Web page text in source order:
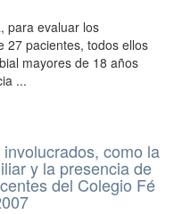
para evaluar los
27 pacientes, todos ellos
mayores de 18 años
...
como la
y la presencia de
del Colegio Fé